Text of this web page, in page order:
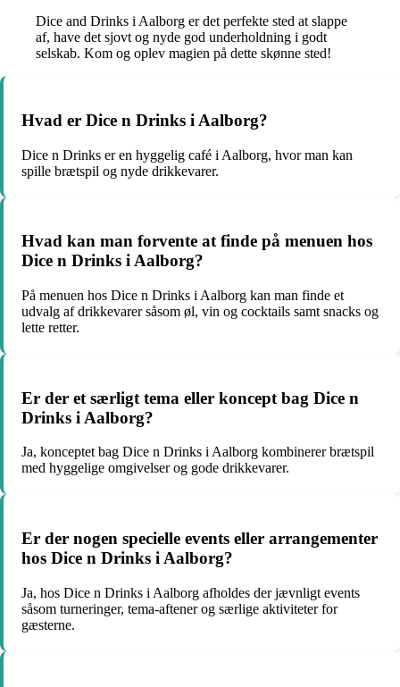
Dice and Drinks i Aalborg er det perfekte sted at slappe
af, have det sjovt og nyde god underholdning i godt
selskab. Kom og oplev magien på dette skønne sted!
Hvad er Dice n Drinks i Aalborg?
Dice n Drinks er en hyggelig café i Aalborg, hvor man kan
spille brætspil og nyde drikkevarer.
Hvad kan man forvente at finde på menuen hos
Dice n Drinks i Aalborg?
På menuen hos Dice n Drinks i Aalborg kan man finde et
udvalg af drikkevarer såsom øl, vin og cocktails samt snacks og
lette retter.
Er der et særligt tema eller koncept bag Dice n
Drinks i Aalborg?
Ja, konceptet bag Dice n Drinks i Aalborg kombinerer brætspil
med hyggelige omgivelser og gode drikkevarer.
Er der nogen specielle events eller arrangementer
hos Dice n Drinks i Aalborg?
Ja, hos Dice n Drinks i Aalborg afholdes der jævnligt events
såsom turneringer, tema-aftener og særlige aktiviteter for
gæsterne.